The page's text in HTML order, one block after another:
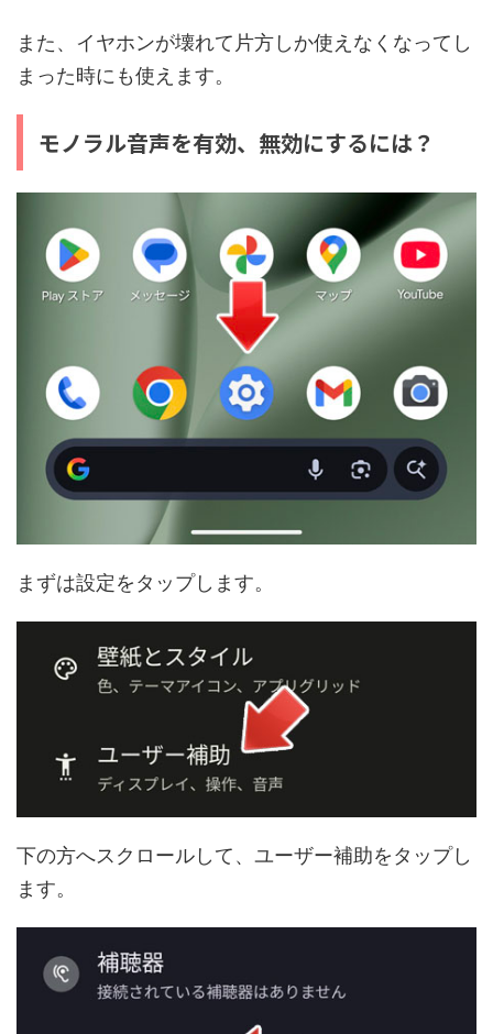
また、イヤホンが壊れて片方しか使えなくなってし
まった時にも使えます。
モノラル音声を有効、無効にするには？
まずは設定をタップします。
下の方へスクロールして、ユーザー補助をタップし
ます。